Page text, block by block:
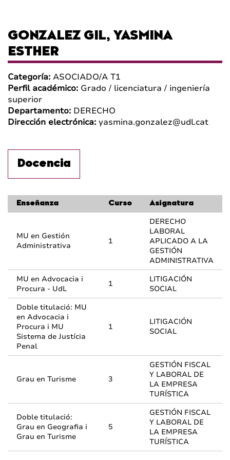
GONZALEZ GIL, YASMINA
ESTHER
Categoría: ASOCIADO/A T1
Perfil académico: Grado / licenciatura / ingeniería
superior
Departamento: DERECHO
Dirección electrónica: yasmina.gonzalez@udl.cat
Docencia
Enseñanza Curso Asignatura
MU en Gestión
Administrativa
1
DERECHO
LABORAL
APLICADO A LA
GESTIÓN
ADMINISTRATIVA
MU en Advocacia i
Procura - UdL
1
LITIGACIÓN
SOCIAL
Doble titulació: MU
en Advocacia i
Procura i MU
Sistema de Justícia
Penal
1
LITIGACIÓN
SOCIAL
Grau en Turisme 3
GESTIÓN FISCAL
Y LABORAL DE
LA EMPRESA
TURÍSTICA
Doble titulació:
Grau en Geografia i
Grau en Turisme
5
GESTIÓN FISCAL
Y LABORAL DE
LA EMPRESA
TURÍSTICA